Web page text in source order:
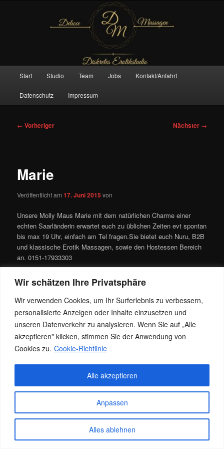
Wir schätzen Ihre Privatsphäre
Wir verwenden Cookies, um Ihr Surferlebnis zu verbessern,
personalisierte Anzeigen oder Inhalte einzusetzen und
unseren Datenverkehr zu analysieren. Wenn Sie auf „Alle
akzeptieren" klicken, stimmen Sie der Anwendung von
Cookies zu. Cookie-Richtlinie
Anpassen
Alles ablehnen
Alle akzeptieren
Deluxe Massagen And More
Start Studio Team Jobs Kontakt/Anfahrt
Datenschutz Impressum
Beitragsnavigation
← Vorheriger Nächster →
Marie
Veröffentlicht am17. Juni 2015 von
Unsere Molly Maus Marie mit dem natürlichen Charme einer
echten Saarländerin erwartet euch zu üblichen Zeiten evt spontan
bis max 19 Uhr, einfach am Tel fragen.Sie bietet euch Nuru, B2B
und klassische Erotik Massagen, sowie den Hostessen Bereich
an. 0151-17933303
Dieser Eintrag wurde von Jacky Allgemein
ein Lesezeichen für denPermalink.
Datenschutz Stolz präsentiert von WordPress